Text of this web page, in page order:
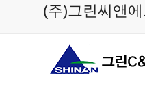
(주)그린씨앤